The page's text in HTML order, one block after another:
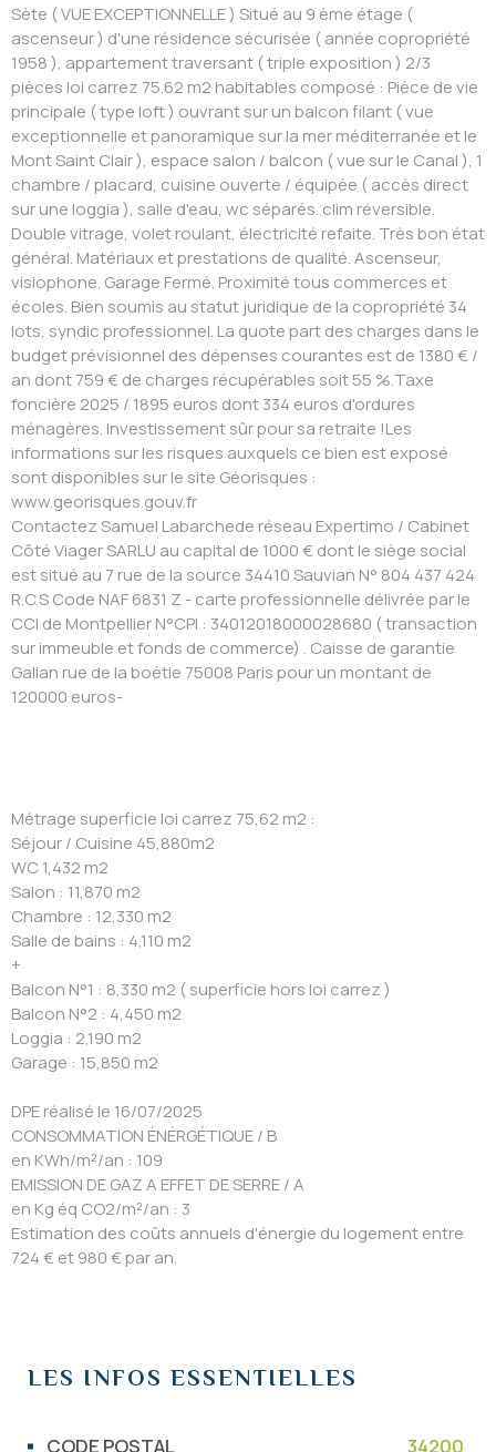
Sète ( VUE EXCEPTIONNELLE ) Situé au 9 ème étage (
ascenseur ) d'une résidence sécurisée ( année copropriété
1958 ), appartement traversant ( triple exposition ) 2/3
pièces loi carrez 75.62 m2 habitables composé : Pièce de vie
principale ( type loft ) ouvrant sur un balcon filant ( vue
exceptionnelle et panoramique sur la mer méditerranée et le
Mont Saint Clair ), espace salon / balcon ( vue sur le Canal ), 1
chambre / placard, cuisine ouverte / équipée ( accès direct
sur une loggia ), salle d'eau, wc séparés. clim réversible.
Double vitrage, volet roulant, électricité refaite. Très bon état
général. Matériaux et prestations de qualité. Ascenseur,
visiophone. Garage Fermé. Proximité tous commerces et
écoles. Bien soumis au statut juridique de la copropriété 34
lots, syndic professionnel. La quote part des charges dans le
budget prévisionnel des dépenses courantes est de 1380 € /
an dont 759 € de charges récupérables soit 55 %.Taxe
foncière 2025 / 1895 euros dont 334 euros d'ordures
ménagères. Investissement sûr pour sa retraite !Les
informations sur les risques auxquels ce bien est exposé
sont disponibles sur le site Géorisques :
www.georisques.gouv.fr
Contactez Samuel Labarchede réseau Expertimo / Cabinet
Côté Viager SARLU au capital de 1000 € dont le siège social
est situé au 7 rue de la source 34410 Sauvian N° 804 437 424
R.C.S Code NAF 6831 Z - carte professionnelle délivrée par le
CCI de Montpellier N°CPI : 34012018000028680 ( transaction
sur immeuble et fonds de commerce) . Caisse de garantie
Galian rue de la boétie 75008 Paris pour un montant de
120000 euros-
Métrage superficie loi carrez 75,62 m2 :
Séjour / Cuisine 45,880m2
WC 1,432 m2
Salon : 11,870 m2
Chambre : 12,330 m2
Salle de bains : 4,110 m2
+
Balcon N°1 : 8,330 m2 ( superficie hors loi carrez )
Balcon N°2 : 4,450 m2
Loggia : 2,190 m2
Garage : 15,850 m2
DPE réalisé le 16/07/2025
CONSOMMATION ÉNÉRGÉTIQUE / B
en KWh/m²/an : 109
EMISSION DE GAZ A EFFET DE SERRE / A
en Kg éq CO2/m²/an : 3
Estimation des coûts annuels d'énergie du logement entre
724 € et 980 € par an.
LES INFOS ESSENTIELLES
Caractérisque Valeurs
CODE POSTAL 34200